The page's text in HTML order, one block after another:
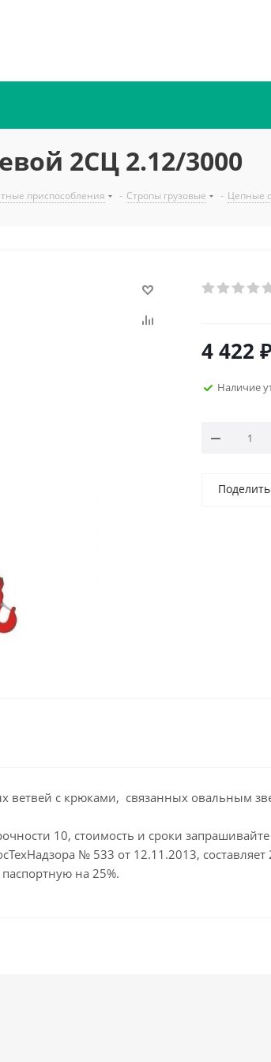
2СЦ 2.12/3000
приспособления - Стропы грузовые - Цепные
4 422 ₽
Наличие
ветвей с крюками, связанных овальным
10, стоимость и сроки
№ 533 от 12.11.2013,
на 25%.